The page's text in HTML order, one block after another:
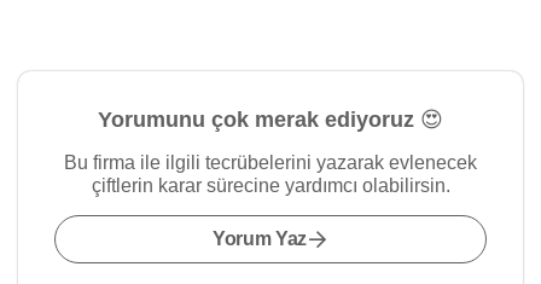
Yorumunu çok merak ediyoruz 😍
Bu firma ile ilgili tecrübelerini yazarak evlenecek
çiftlerin karar sürecine yardımcı olabilirsin.
Yorum Yaz